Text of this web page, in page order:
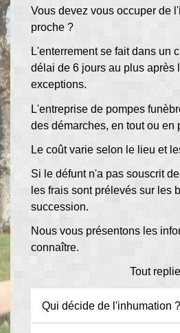
Vous devez vous occuper de
proche ?
L'enterrement se fait dans un
délai de 6 jours au plus après
exceptions.
L'entreprise de pompes
des démarches, en tout ou en
Le coût varie selon le lieu et
Si le défunt n'a pas souscrit
les frais sont prélevés sur les
succession.
Nous vous présentons les
connaître.
Tout
Qui décide de l'inhumation ?